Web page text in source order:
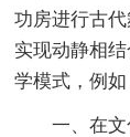
功房进行古
实现动静相
学模式，例如
一、在文